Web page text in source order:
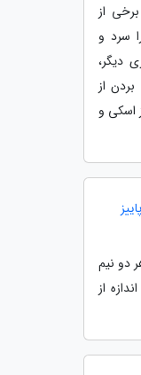
از
سرد و
دیگر،
از
اسکی و
دو نیم
از